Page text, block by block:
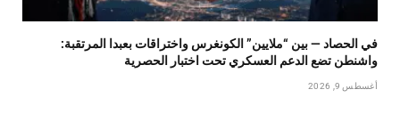
في الحصاد — بين “ملايين” الكونغرس واختراقات بعبدا المرتقبة:
واشنطن تضع الدعم العسكري تحت اختبار الحصرية
أغسطس 9, 2026